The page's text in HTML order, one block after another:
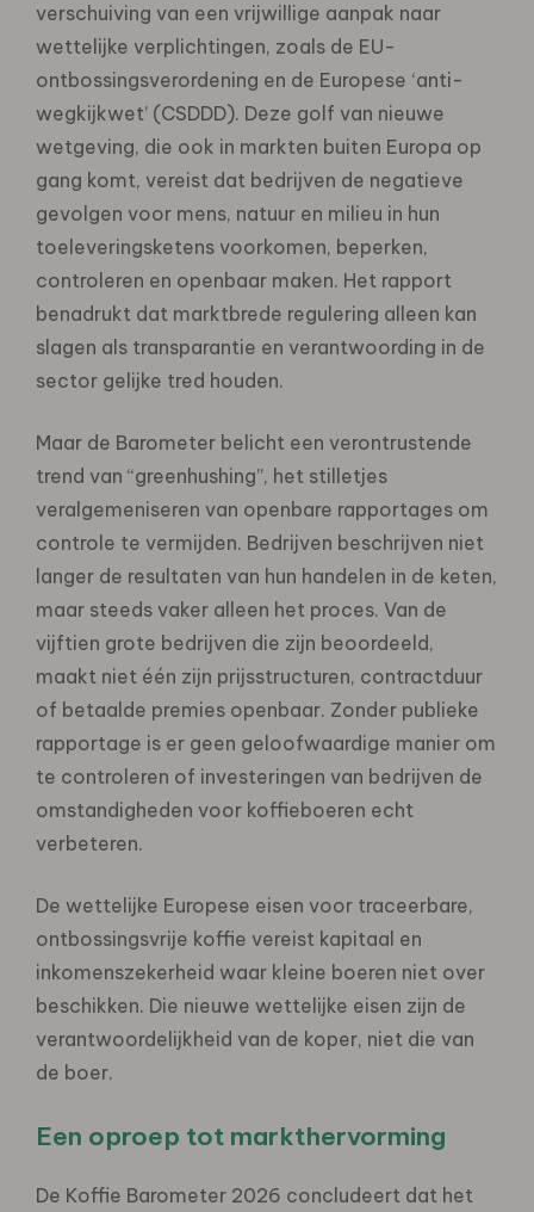
verschuiving van een vrijwillige aanpak naar
wettelijke verplichtingen, zoals de EU-
ontbossingsverordening en de Europese ‘anti-
wegkijkwet’ (CSDDD). Deze golf van nieuwe
wetgeving, die ook in markten buiten Europa op
gang komt, vereist dat bedrijven de negatieve
gevolgen voor mens, natuur en milieu in hun
toeleveringsketens voorkomen, beperken,
controleren en openbaar maken. Het rapport
benadrukt dat marktbrede regulering alleen kan
slagen als transparantie en verantwoording in de
sector gelijke tred houden.
Maar de Barometer belicht een verontrustende
trend van “greenhushing”, het stilletjes
veralgemeniseren van openbare rapportages om
controle te vermijden. Bedrijven beschrijven niet
langer de resultaten van hun handelen in de keten,
maar steeds vaker alleen het proces. Van de
vijftien grote bedrijven die zijn beoordeeld,
maakt niet één zijn prijsstructuren, contractduur
of betaalde premies openbaar. Zonder publieke
rapportage is er geen geloofwaardige manier om
te controleren of investeringen van bedrijven de
omstandigheden voor koffieboeren echt
verbeteren.
De wettelijke Europese eisen voor traceerbare,
ontbossingsvrije koffie vereist kapitaal en
inkomenszekerheid waar kleine boeren niet over
beschikken. Die nieuwe wettelijke eisen zijn de
verantwoordelijkheid van de koper, niet die van
de boer.
Een oproep tot markthervorming
De Koffie Barometer 2026 concludeert dat het